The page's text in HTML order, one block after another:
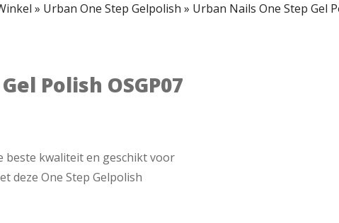
» Urban One Step Gelpolish » Urban Nails One Step Gel
Polish OSGP07
beste kwaliteit en geschikt voor
deze One Step Gelpolish